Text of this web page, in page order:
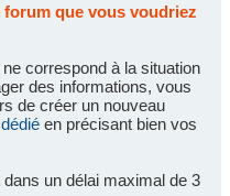
que vous voudriez
correspond à la situation
des informations, vous
de créer un nouveau
en précisant bien vos
un délai maximal de 3